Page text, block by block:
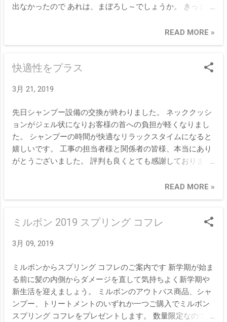
出なかったので あれは、まぼろし～でしょうか。 きっと花
READ MORE »
快適性をプラス
3月 21, 2019
先日シャンプー設備の交換が終わりました。 ネッククッシ
ョンがジェル状になりお客様の首への負担が軽くなりまし
た。 シャンプーの時間が快適なリラックスタイムになると
嬉しいです。 工事の担当者様と関係者の皆様、本当にあり
がとうございました。 評判も良くとても感謝しておりま
て成り立っていることに感心しています。 ちょっとしたこ
とでも沢山の人が関わり世の中まわっていると実感させら
が好きな人は悪い人がいないというのと同じです。 たぶ
READ MORE »
ミルボン 2019 スプリング コフレ
3月 09, 2019
ミルボンからスプリング コフレのご案内です 新学期が始ま
る前に髪の内側からダメージを直して気持ちよく新学期や
新生活を迎えましょう。 ミルボンのアウトバス商品、シャ
ンプー、トリートメントのいずれか一つご購入でミルボン
スプリング コフレをプレゼントします。 数量限定なのでお